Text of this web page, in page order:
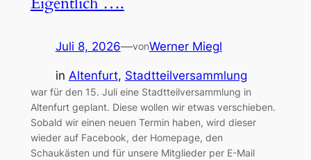
Juli 8, 2026—vonWerner Miegl
in Altenfurt, Stadtteilversammlung
war für den 15. Juli eine Stadtteilversammlung in
Altenfurt geplant. Diese wollen wir etwas verschieben.
Sobald wir einen neuen Termin haben, wird dieser
wieder auf Facebook, der Homepage, den
Schaukästen und für unsere Mitglieder per E-Mail